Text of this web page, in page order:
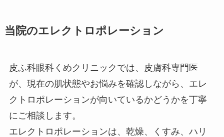
当院のエレクトロポレーション
皮ふ科眼科くめクリニックでは、皮膚科専門医
が、現在の肌状態やお悩みを確認しながら、エレ
クトロポレーションが向いているかどうかを丁寧
にご相談します。
エレクトロポレーションは、乾燥、くすみ、ハリ